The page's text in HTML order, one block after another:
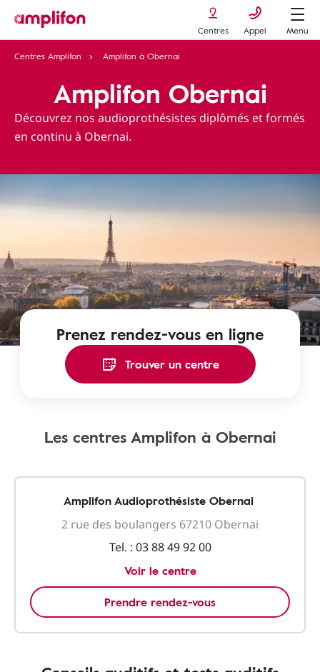
Centres Appel
Menu
Centres Amplifon
Amplifon à Obernai
Amplifon Obernai
Découvrez nos audioprothésistes diplômés et formés
en continu à Obernai.
Prenez rendez-vous en ligne
Trouver un centre
Les centres Amplifon à Obernai
Amplifon Audioprothésiste Obernai
2 rue des boulangers 67210 Obernai
Tel. : 03 88 49 92 00
Voir le centre
Prendre rendez-vous